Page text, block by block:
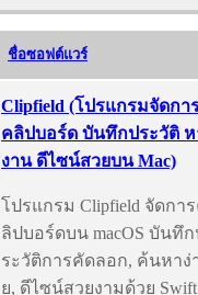
ชื่อซอฟต์แวร์
Clipfield (โปรแกรมจัดกา
คลิปบอร์ด บันทึกประวัติ ห
งาน ดีไซน์สวยบน Mac)
โปรแกรม Clipfield จัดกา
ลิปบอร์ดบน macOS บันทึก
ระวัติการคัดลอก, ค้นหาง่
ย, ดีไซน์สวยงามด้วย Swift